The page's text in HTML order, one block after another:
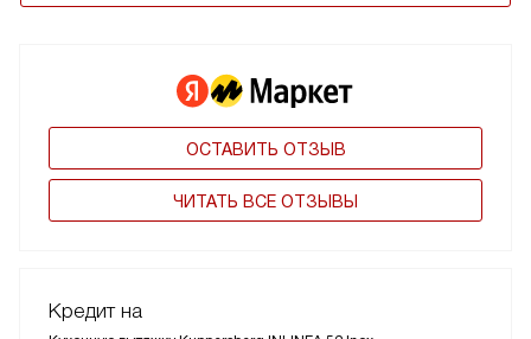
ОСТАВИТЬ ОТЗЫВ
ЧИТАТЬ ВСЕ ОТЗЫВЫ
Кредит на